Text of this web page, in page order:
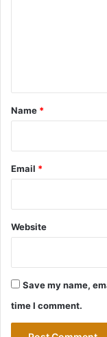
*
Name *
Email *
Website
Save my name,
time I comment.